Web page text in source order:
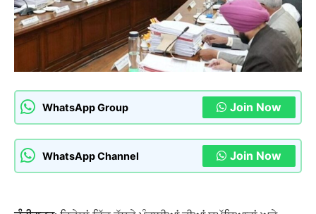
WhatsApp Group Join Now
WhatsApp Channel Join Now